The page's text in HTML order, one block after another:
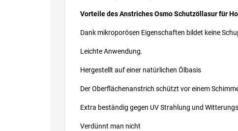
Vorteile des Anstriches Osmo Schutzöllasur für
Dank mikroporösen Eigenschaften bildet keine
Leichte Anwendung.
Hergestellt auf einer natürlichen Ölbasis
Der Oberflächenanstrich schützt vor einem
Extra beständig gegen UV Strahlung und
Verdünnt man nicht